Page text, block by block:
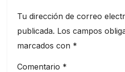
Tu dirección de correo
publicada. Los campos
marcados con *
Comentario *